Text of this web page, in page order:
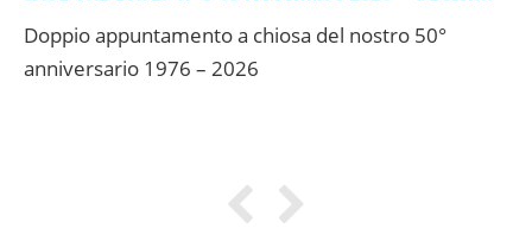
Doppio appuntamento a chiosa del nostro 50°
anniversario 1976 – 2026